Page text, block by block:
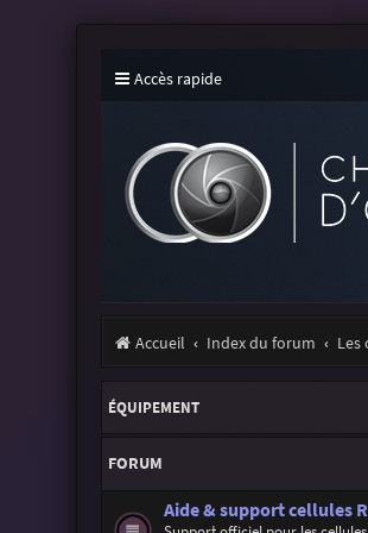
Accès rapide
Accueil Index du forum Les
ÉQUIPEMENT
FORUM
Aide & support cellules